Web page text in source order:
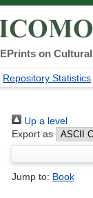
EPrints on
Repository Statistics
Up a level
Export as
Jump to: Book